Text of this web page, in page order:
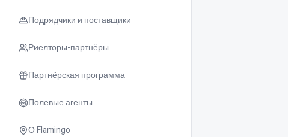
Подрядчики и поставщики
Риелторы-партнёры
Партнёрская программа
Полевые агенты
О Flamingo